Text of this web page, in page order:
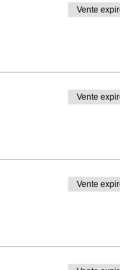
Vente
Vente
Vente